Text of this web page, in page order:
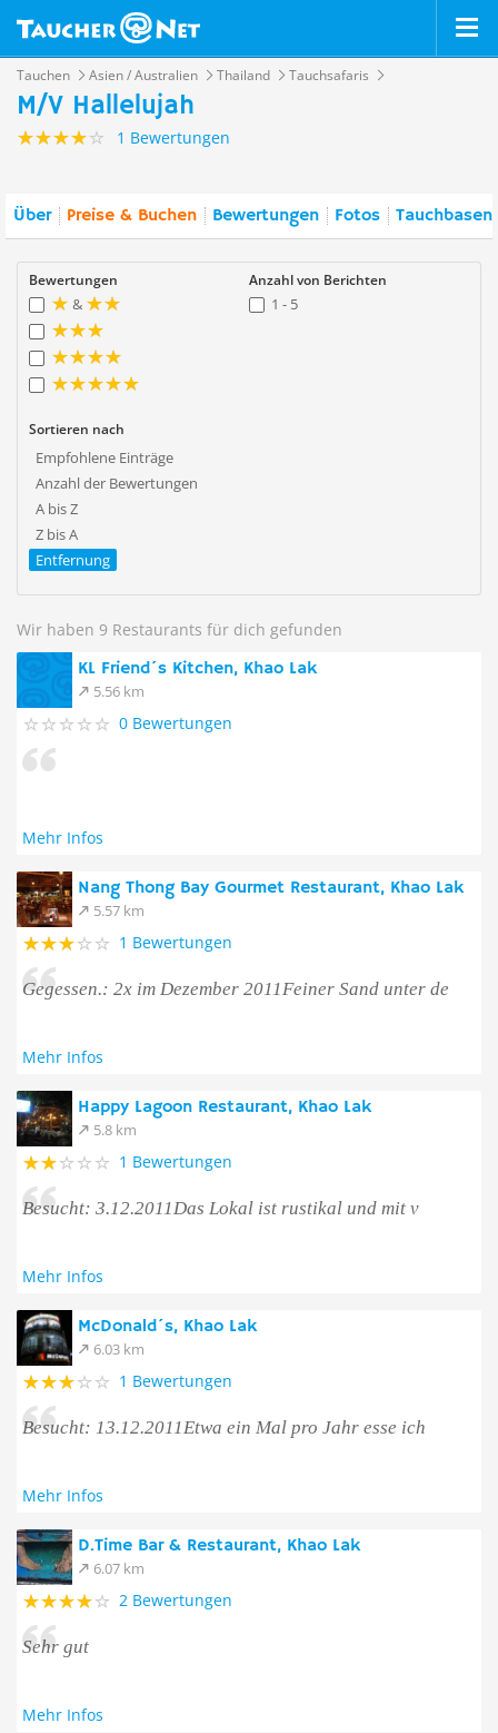
Tauchen Asien / Australien Thailand Tauchsafaris
M/V Hallelujah
1 Bewertungen
Über Preise & Buchen Bewertungen Fotos
Bewertungen
&
Anzahl von Berichten
1 - 5
Sortieren nach
Empfohlene Einträge
Anzahl der Bewertungen
A bis Z
Z bis A
Entfernung
Wir haben 9 Restaurants für dich gefunden
KL Friend´s Kitchen, Khao Lak
5.56 km
0 Bewertungen
Mehr Infos
Nang Thong Bay Gourmet Restaurant, Khao Lak
5.57 km
1 Bewertungen
Gegessen.: 2x im Dezember 2011Feiner Sand unter de
Mehr Infos
Happy Lagoon Restaurant, Khao Lak
5.8 km
1 Bewertungen
Besucht: 3.12.2011Das Lokal ist rustikal und mit v
Mehr Infos
McDonald´s, Khao Lak
6.03 km
1 Bewertungen
Besucht: 13.12.2011Etwa ein Mal pro Jahr esse ich
Mehr Infos
D.Time Bar & Restaurant, Khao Lak
6.07 km
2 Bewertungen
Sehr gut
Mehr Infos